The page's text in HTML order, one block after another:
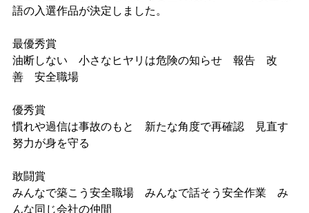
語の入選作品が決定しました。
最優秀賞
油断しない 小さなヒヤリは危険の知らせ 報告 改
善 安全職場
優秀賞
慣れや過信は事故のもと 新たな角度で再確認 見直す
努力が身を守る
敢闘賞
みんなで築こう安全職場 みんなで話そう安全作業 み
んな同じ会社の仲間